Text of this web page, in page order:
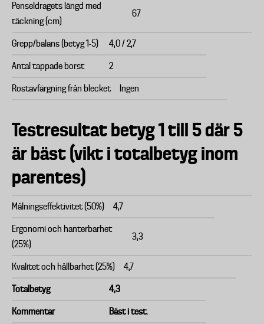
Penseldragets längd med
täckning (cm)
67
Grepp/balans (betyg 1-5) 4,0 / 2,7
Antal tappade borst 2
Rostavfärgning från blecket Ingen
Testresultat betyg 1 till 5 där 5
är bäst (vikt i totalbetyg inom
parentes)
Målningseffektivitet (50%) 4,7
Ergonomi och hanterbarhet
(25%)
3,3
Kvalitet och hållbarhet (25%) 4,7
Totalbetyg 4,3
Kommentar Bäst i test.